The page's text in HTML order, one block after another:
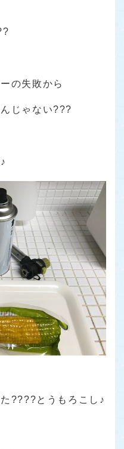
の失敗から
じゃない???
????とうもろこし♪